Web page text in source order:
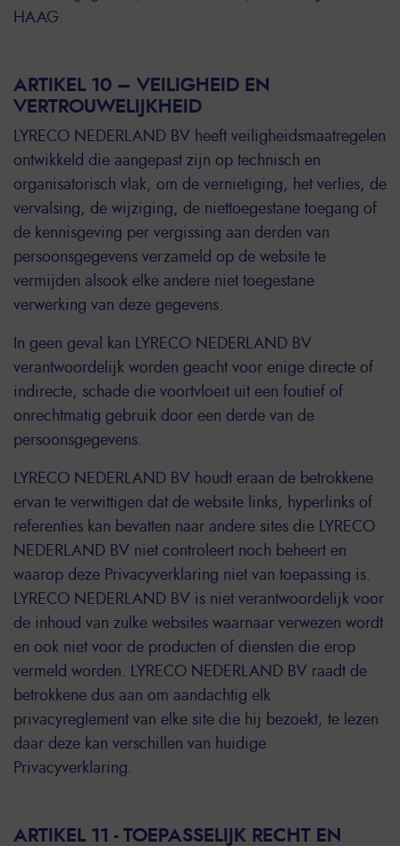
HAAG.
ARTIKEL 10 – VEILIGHEID EN
VERTROUWELIJKHEID
LYRECO NEDERLAND BV heeft veiligheidsmaatregelen
ontwikkeld die aangepast zijn op technisch en
organisatorisch vlak, om de vernietiging, het verlies, de
vervalsing, de wijziging, de niettoegestane toegang of
de kennisgeving per vergissing aan derden van
persoonsgegevens verzameld op de website te
vermijden alsook elke andere niet toegestane
verwerking van deze gegevens.
In geen geval kan LYRECO NEDERLAND BV
verantwoordelijk worden geacht voor enige directe of
indirecte, schade die voortvloeit uit een foutief of
onrechtmatig gebruik door een derde van de
persoonsgegevens.
LYRECO NEDERLAND BV houdt eraan de betrokkene
ervan te verwittigen dat de website links, hyperlinks of
referenties kan bevatten naar andere sites die LYRECO
NEDERLAND BV niet controleert noch beheert en
waarop deze Privacyverklaring niet van toepassing is.
LYRECO NEDERLAND BV is niet verantwoordelijk voor
de inhoud van zulke websites waarnaar verwezen wordt
en ook niet voor de producten of diensten die erop
vermeld worden. LYRECO NEDERLAND BV raadt de
betrokkene dus aan om aandachtig elk
privacyreglement van elke site die hij bezoekt, te lezen
daar deze kan verschillen van huidige
Privacyverklaring.
ARTIKEL 11 - TOEPASSELIJK RECHT EN